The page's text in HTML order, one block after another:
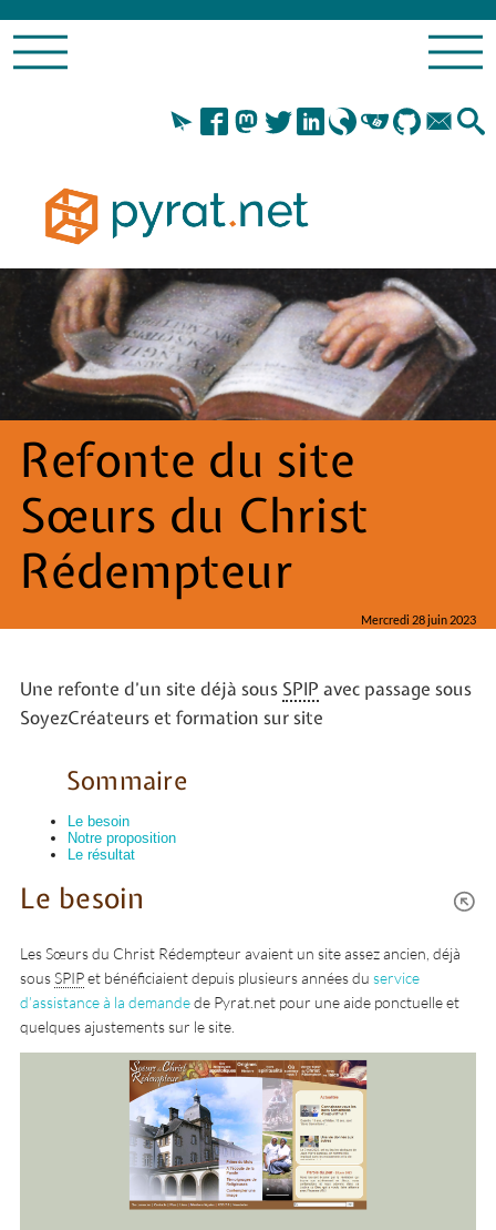
Refonte du site
Sœurs du Christ
Rédempteur
Mercredi 28 juin 2023
Une refonte d’un site déjà sous SPIP avec passage sous
SoyezCréateurs et formation sur site
Sommaire
Le besoin
Notre proposition
Le résultat
Le besoin
Les Sœurs du Christ Rédempteur avaient un site assez ancien, déjà
sousSPIPet bénéficiaient depuis plusieurs années duservice
d’assistance à la demandede Pyrat.net pour une aide ponctuelle et
quelques ajustements sur le site.